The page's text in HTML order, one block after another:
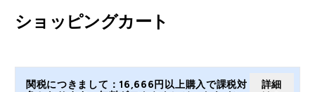
ショッピングカート
関税につきまして：16,666円以上購入で課税対
詳細